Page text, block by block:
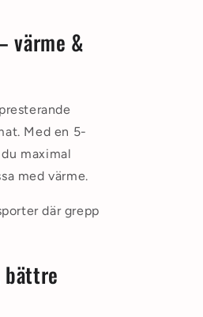
värme &
Med en 5-
maximal
med värme.
där grepp